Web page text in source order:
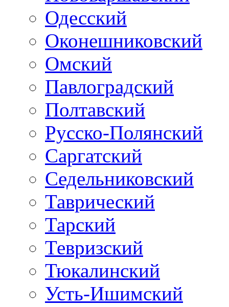
Одесский
Оконешниковский
Омский
Павлоградский
Полтавский
Русско-Полянский
Саргатский
Седельниковский
Таврический
Тарский
Тевризский
Тюкалинский
Усть-Ишимский